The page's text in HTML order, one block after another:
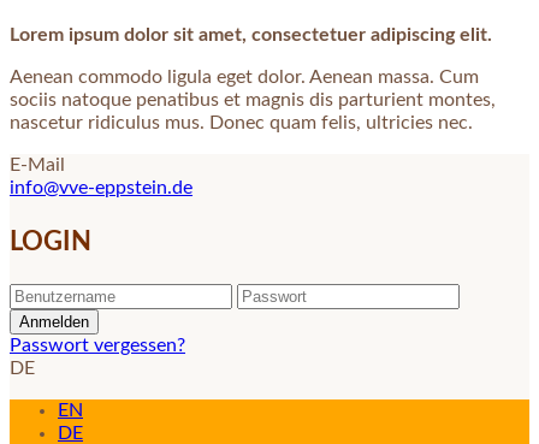
Lorem ipsum dolor sit amet, consectetuer adipiscing elit.
Aenean commodo ligula eget dolor. Aenean massa. Cum
sociis natoque penatibus et magnis dis parturient montes,
nascetur ridiculus mus. Donec quam felis, ultricies nec.
E-Mail
info@vve-eppstein.de
LOGIN
Passwort vergessen?
DE
EN
DE